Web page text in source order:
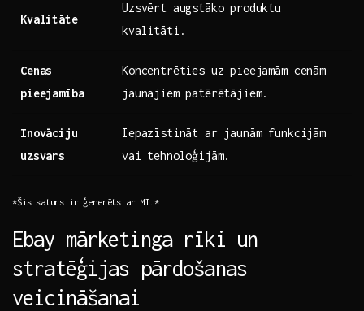
Kvalitāte
Uzsvērt augstāko produktu
kvalitāti.
Cenas
pieejamība
Koncentrēties uz pieejamām cenām
jaunajiem patērētājiem.
Inovāciju
uzsvars
Iepazīstināt ar jaunām funkcijām
vai tehnoloģijām.
*Šis ⁢saturs ir ģenerēts‍ ar⁤ MI.*
Ebay mārketinga​ rīki un
stratēģijas pārdošanas
veicināšanai